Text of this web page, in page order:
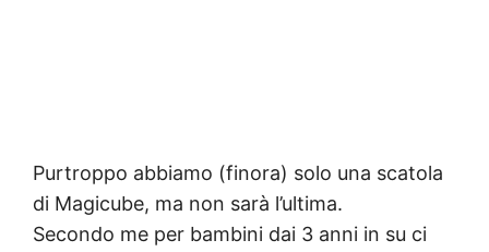
Purtroppo abbiamo (finora) solo una scatola
di Magicube, ma non sarà l’ultima.
Secondo me per bambini dai 3 anni in su ci